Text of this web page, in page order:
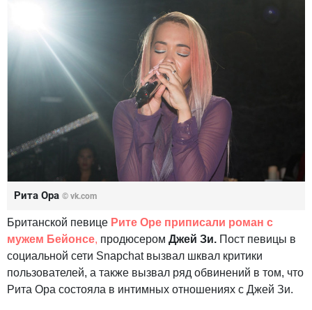
Рита Ора © vk.com
Британской певице Рите Оре приписали роман с
мужем Бейонсе, продюсером Джей Зи. Пост певицы в
социальной сети Snapchat вызвал шквал критики
пользователей, а также вызвал ряд обвинений в том, что
Рита Ора состояла в интимных отношениях с Джей Зи.